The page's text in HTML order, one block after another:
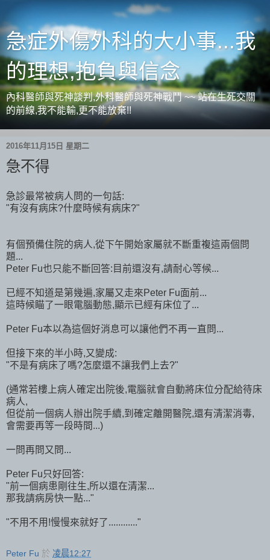
急症外傷外科的大小事...我
的理想,抱負與信念
內科醫師與死神談判,外科醫師與死神戰鬥 ~~ 站在生死交關
的前線,我不能輸,更不能放棄!!
2016年11月15日 星期二
急不得
急診最常被病人問的一句話:
"有沒有病床?什麼時候有病床?"
有個預備住院的病人,從下午開始家屬就不斷重複這兩個問
題...
Peter Fu也只能不斷回答:目前還沒有,請耐心等候...
已經不知道是第幾遍,家屬又走來Peter Fu面前...
這時候瞄了一眼電腦動態,顯示已經有床位了...
Peter Fu本以為這個好消息可以讓他們不再一直問...
但接下來的半小時,又變成:
"不是有病床了嗎?怎麼還不讓我們上去?"
(通常若樓上病人確定出院後,電腦就會自動將床位分配給待床
病人,
但從前一個病人辦出院手續,到確定離開醫院,還有清潔消毒,
會需要再等一段時間...)
一問再問又問...
Peter Fu只好回答:
"前一個病患剛往生,所以還在清潔...
那我請病房快一點..."
"不用不用!慢慢來就好了............"
Peter Fu 於 凌晨12:27